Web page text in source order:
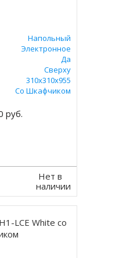
Напольный
Электронное
Да
Сверху
310x310х955
Со Шкафчиком
руб.
Нет в
наличии